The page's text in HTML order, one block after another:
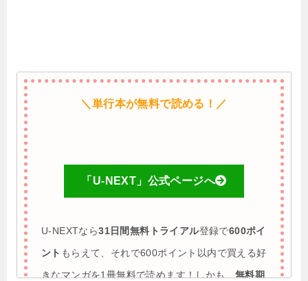
＼単行本が無料で読める！／
「U-NEXT」公式ページへ
U-NEXTなら31日間無料トライアル登録で600ポイ
ント もらえて、それで600ポイント以内で買える好
きなマンガを1冊無料で読めます！しかも、無料期